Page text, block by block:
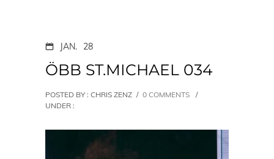
JAN. 28
ÖBB ST.MICHAEL 034
POSTED BY : CHRIS ZENZ / 0 COMMENTS
/
UNDER :